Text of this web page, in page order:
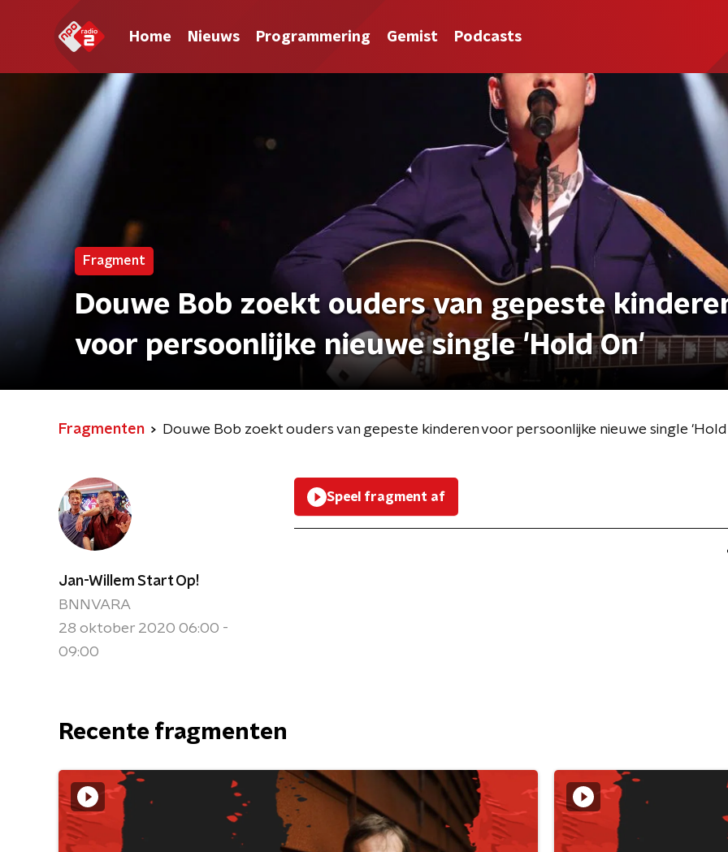
Home Nieuws Programmering Gemist Podcasts
Fragment
Douwe Bob zoekt ouders van gepeste
voor persoonlijke nieuwe single 'Hold On'
Fragmenten Douwe Bob zoekt ouders van gepeste kinderen voor persoonlijke nieuwe single 'Hold
Jan-Willem Start Op!
BNNVARA
28 oktober 2020 06:00 -
09:00
Speel fragment af
Recente fragmenten